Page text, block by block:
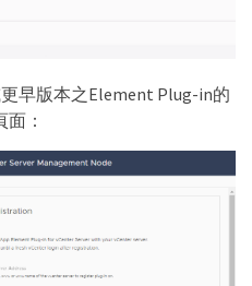
更早版本之Element Plug-in的
：